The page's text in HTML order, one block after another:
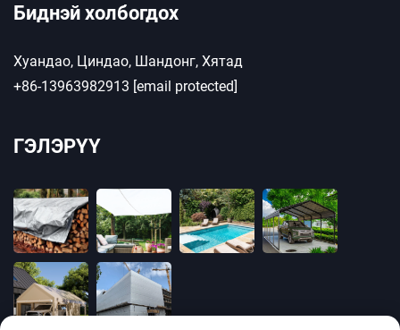
Биднэй холбогдох
Хуандао, Циндао, Шандонг, Хятад
+86-13963982913 [email protected]
ГЭЛЭРҮҮ